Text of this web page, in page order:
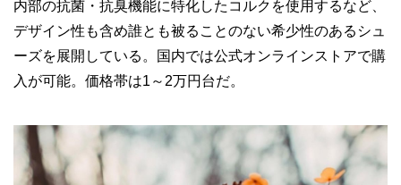
内部の抗菌・抗臭機能に特化したコルクを使用するなど、
デザイン性も含め誰とも被ることのない希少性のあるシュ
ーズを展開している。国内では公式オンラインストアで購
入が可能。価格帯は1～2万円台だ。